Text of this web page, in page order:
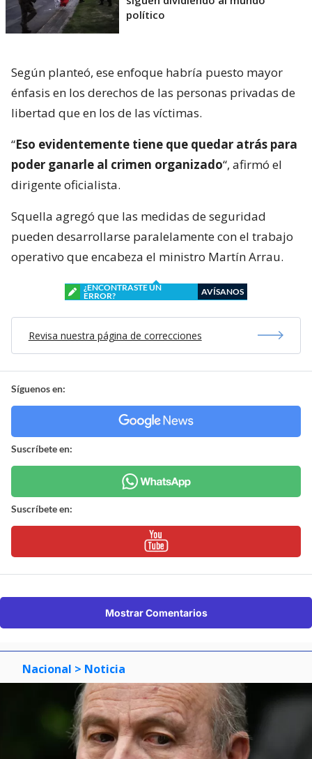
político
Según planteó, ese enfoque habría puesto mayor
énfasis en los derechos de las personas privadas de
libertad que en los de las víctimas.
“Eso evidentemente tiene que quedar atrás para
poder ganarle al crimen organizado“, afirmó el
dirigente oficialista.
Squella agregó que las medidas de seguridad
pueden desarrollarse paralelamente con el trabajo
operativo que encabeza el ministro Martín Arrau.
¿ENCONTRASTE UN
ERROR?
AVÍSANOS
Revisa nuestra página de correcciones
Síguenos en:
Suscríbete en:
Suscríbete en:
Mostrar Comentarios
Nacional > Noticia